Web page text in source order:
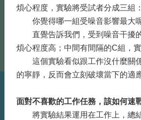
煩心程度，實驗將受試者分成三組
你覺得哪一組受噪音影響最大
直覺告訴我們，受到噪音干擾的
煩心程度高；中間有間隔的C組，
這個實驗看似跟工作沒什麼關係
的寧靜，反而會立刻破壞當下的適
面對不喜歡的工作任務，該如何速
將實驗結果運用在工作上，總結